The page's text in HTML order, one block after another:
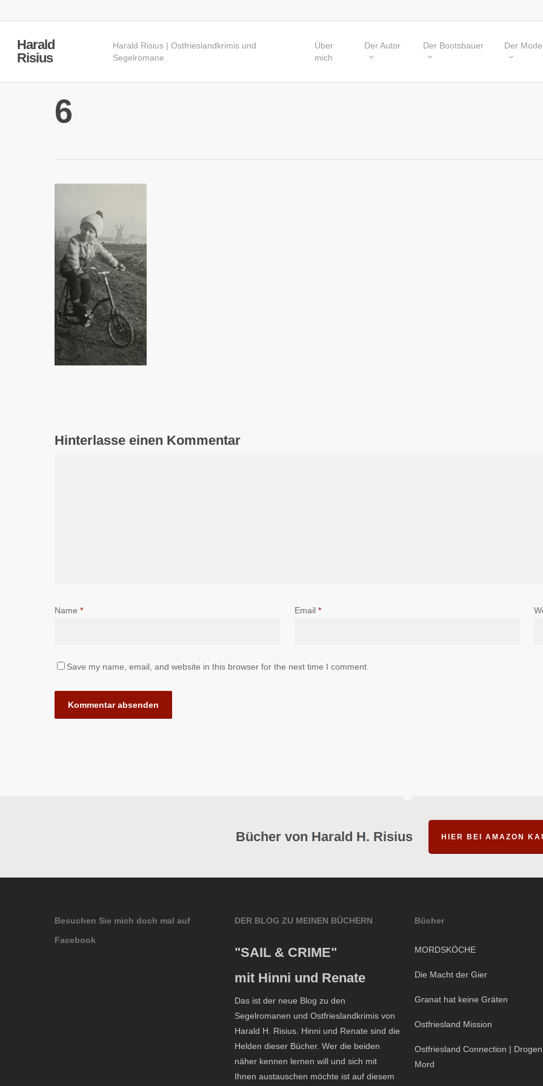
to
contentHarald
Risius
Harald Risius | Ostfrieslandkrimis und
Segelromane
Über
mich
Der Autor Der Bootsbauer Der
6
Hinterlasse einen Kommentar
Name * Email *
Save my name, email, and website in this browser for the next time I comment.
Bücher von Harald H. Risius HIER BEI AMAZON
Besuchen Sie mich doch mal auf
Facebook
DER BLOG ZU MEINEN BÜCHERN
"SAIL & CRIME"
mit Hinni und Renate
Das ist der neue Blog zu den
Segelromanen und Ostfrieslandkrimis von
Harald H. Risius. Hinni und Renate sind die
Helden dieser Bücher. Wer die beiden
näher kennen lernen will und sich mit
Ihnen austauschen möchte ist auf diesem
Bücher
MORDSKÖCHE
Die Macht der Gier
Granat hat keine Gräten
Ostfriesland Mission
Ostfriesland Connection |
Mord